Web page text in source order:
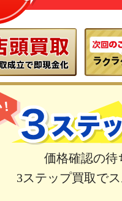
価格確認の待
3ステップ買取で